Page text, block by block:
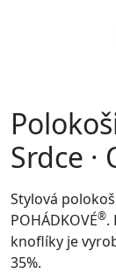
Srdce ·
Stylová
POHÁDKOVÉ®.
knoflíky je
35%.